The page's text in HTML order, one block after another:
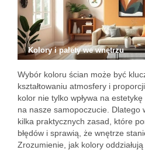
Kolory i palety we wnętrzu
Wybór koloru ścian może być
kształtowaniu atmosfery i
kolor nie tylko wpływa na
na nasze samopoczucie. Dlatego
kilka praktycznych zasad, które
błędów i sprawią, że wnętrze
Zrozumienie, jak kolory